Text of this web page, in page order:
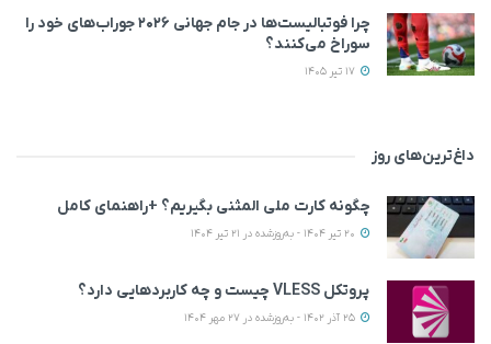
چرا فوتبالیست‌ها در جام جهانی ۲۰۲۶ جوراب‌های خود را
سوراخ می‌کنند؟
داغ‌ترین‌های روز
چگونه کارت ملی المثنی بگیریم؟ +راهنمای کامل
پروتکل VLESS چیست و چه کاربردهایی دارد؟